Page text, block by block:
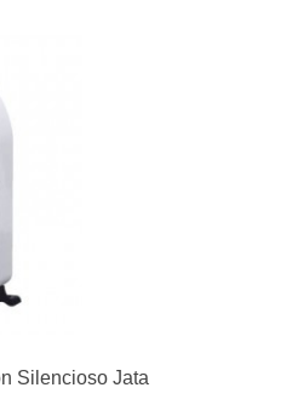
Silencioso Jata